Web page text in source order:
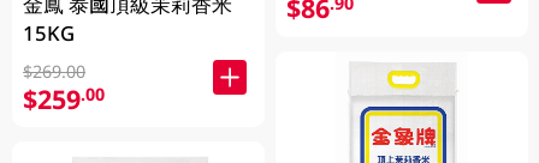
15KG
$269.00
$259.00
$86